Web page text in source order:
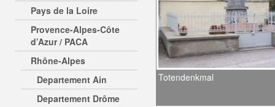
Pays de la Loire
Provence-Alpes-Côte
d’Azur / PACA
Rhône-Alpes
Departement Ain
Departement Drôme
Totendenkmal